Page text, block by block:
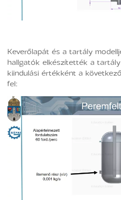
Keverőlapát és a tartály
hallgatók elkészítették a
kiindulási értékként a
fel: